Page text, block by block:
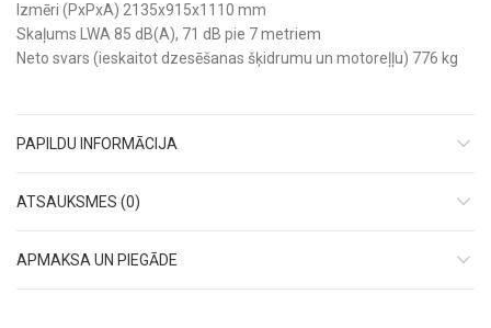
Izmēri (PxPxA) 2135x915x1110 mm
Skaļums LWA 85 dB(A), 71 dB pie 7 metriem
Neto svars (ieskaitot dzesēšanas šķidrumu un motoreļļu) 776 kg
PAPILDU INFORMĀCIJA
ATSAUKSMES (0)
APMAKSA UN PIEGĀDE